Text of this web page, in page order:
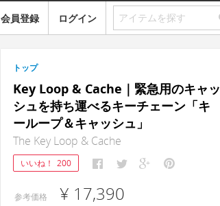
会員登録 ログイン
トップ
Key Loop & Cache｜緊急用のキャッ
シュを持ち運べるキーチェーン「キ
ーループ＆キャッシュ」
The Key Loop & Cache
いいね！ 200
参考価格 ¥ 17,390